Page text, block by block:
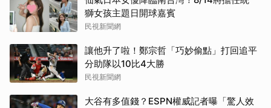
獅女孩主題日開球嘉賓
民視新聞網
讓他升了啦！鄭宗哲「巧妙偷點」打回追平
分助隊以10比4大勝
民視新聞網
大谷有多值錢？ESPN權威記者曝「驚人效